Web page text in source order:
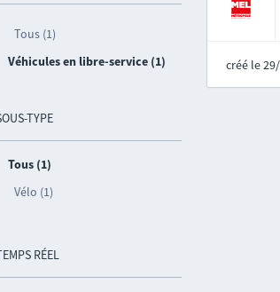
Tous (1)
Véhicules en libre-service (1)
TYPE
Tous (1)
Vélo (1)
RÉEL
créé le